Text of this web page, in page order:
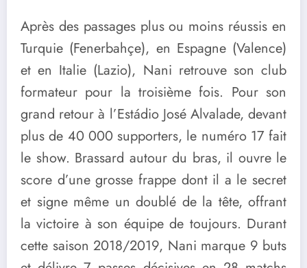
Après des passages plus ou moins réussis en
Turquie (Fenerbahçe), en Espagne (Valence)
et en Italie (Lazio), Nani retrouve son club
formateur pour la troisième fois. Pour son
grand retour à l’Estádio José Alvalade, devant
plus de 40 000 supporters, le numéro 17 fait
le show. Brassard autour du bras, il ouvre le
score d’une grosse frappe dont il a le secret
et signe même un doublé de la tête, offrant
la victoire à son équipe de toujours. Durant
cette saison 2018/2019, Nani marque 9 buts